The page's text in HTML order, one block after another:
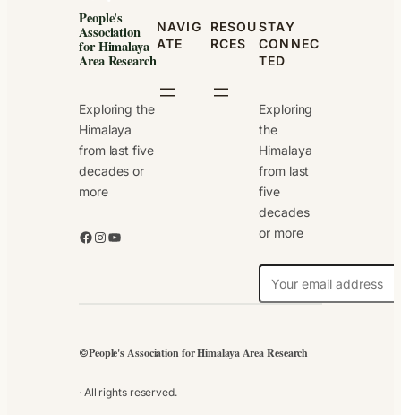
People's
Association
for Himalaya
Area Research
Exploring the
Himalaya
from last five
decades or
more
Facebook Instagram YouTube
NAVIG
ATE
RESOU
RCES
STAY
CONNEC
TED
Exploring
the
Himalaya
from last
five
decades
or more
l
©People's Association for Himalaya Area Research
· All rights reserved.